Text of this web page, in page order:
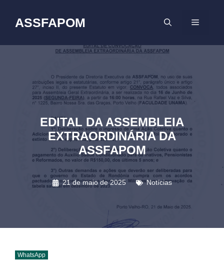
conteúdo
ASSFAPOM MENU
EDITAL DA ASSEMBLEIA
EXTRAORDINÁRIA DA
ASSFAPOM
21 de maio de 2025 Notícias
WhatsApp